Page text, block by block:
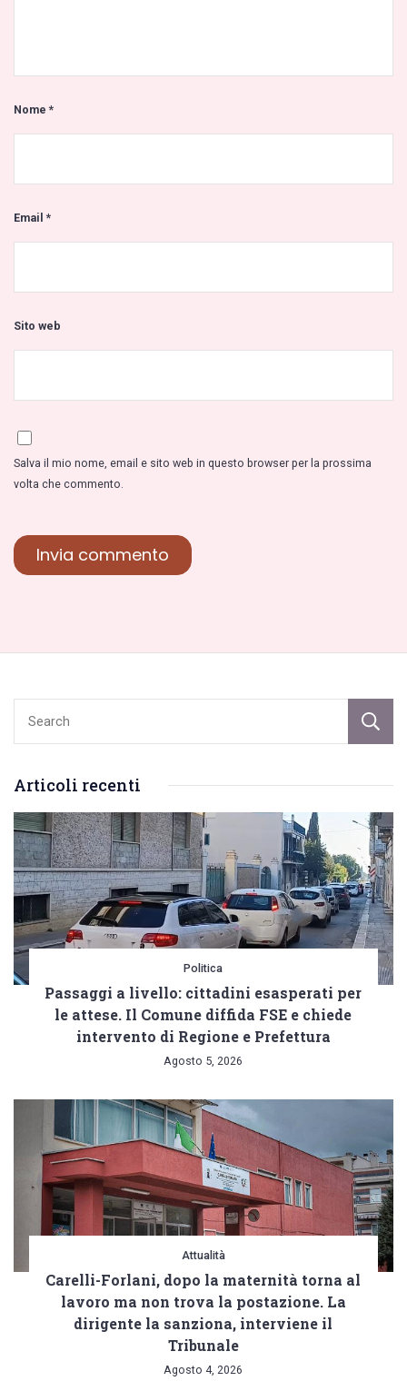
Nome*
Email*
Sito web
Salva il mio nome, email e sito web in questo browser per la prossima
volta che commento.
Articoli recenti
Politica
Passaggi a livello: cittadini esasperati per
le attese. Il Comune diffida FSE e chiede
intervento di Regione e Prefettura
Agosto 5, 2026
Attualità
Carelli-Forlani, dopo la maternità torna al
lavoro ma non trova la postazione. La
dirigente la sanziona, interviene il
Tribunale
Agosto 4, 2026